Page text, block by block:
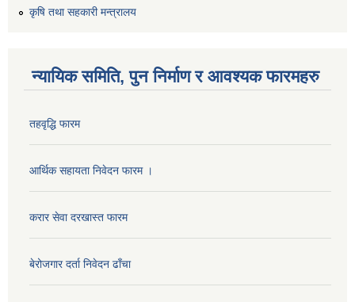
कृषि तथा सहकारी मन्त्रालय
न्यायिक समिति, पुन निर्माण र आवश्यक फारमहरु
तहवृद्धि फारम
आर्थिक सहायता निवेदन फारम ।
करार सेवा दरखास्त फारम
बेरोजगार दर्ता निवेदन ढाँचा